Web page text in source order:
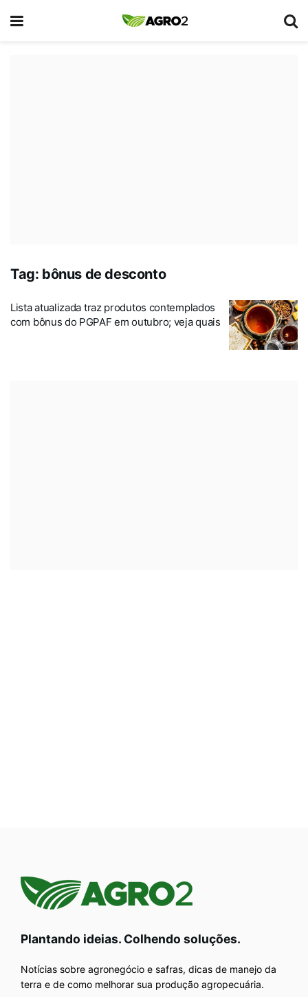
Tag: bônus de desconto
Lista atualizada traz produtos contemplados
com bônus do PGPAF em outubro; veja quais
Plantando ideias. Colhendo soluções.
Notícias sobre agronegócio e safras, dicas de manejo da
terra e de como melhorar sua produção agropecuária.